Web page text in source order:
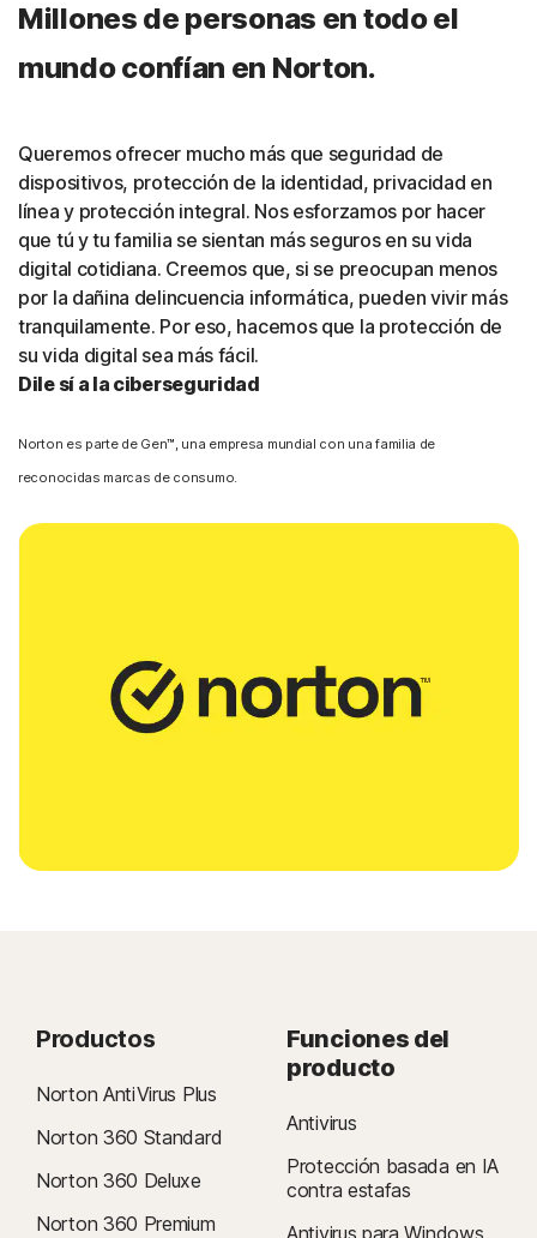
Millones de personas en todo el
mundo confían en Norton.
Queremos ofrecer mucho más que seguridad de
dispositivos, protección de la identidad, privacidad en
línea y protección integral. Nos esforzamos por hacer
que tú y tu familia se sientan más seguros en su vida
digital cotidiana. Creemos que, si se preocupan menos
por la dañina delincuencia informática, pueden vivir más
tranquilamente. Por eso, hacemos que la protección de
su vida digital sea más fácil.
Dile sí a la ciberseguridad
Norton es parte de Gen™, una empresa mundial con una familia de
reconocidas marcas de consumo.
Productos
Norton AntiVirus Plus
Norton 360 Standard
Norton 360 Deluxe
Norton 360 Premium
Funciones del
producto
Antivirus
Protección basada en IA
contra estafas